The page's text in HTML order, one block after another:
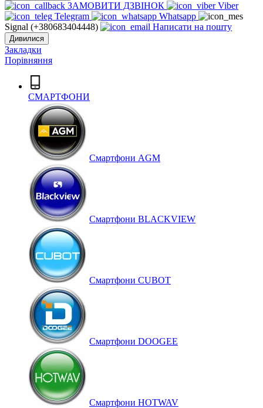
ЗАМОВИТИ ДЗВІНОК
Viber
Telegram
Whatsapp
Signal (+380683404448)
Написати на пошту
Дивилися
Закладки
Порівняння
СМАРТФОНИ
Cмартфони AGM
Смартфони BLACKVIEW
Смартфони CUBOT
Смартфони DOOGEE
Смартфони HOTWAV